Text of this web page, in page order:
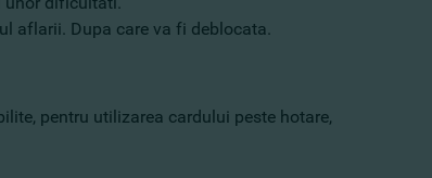
aflarii. Dupa care va fi deblocata.
pentru utilizarea cardului peste hotare,